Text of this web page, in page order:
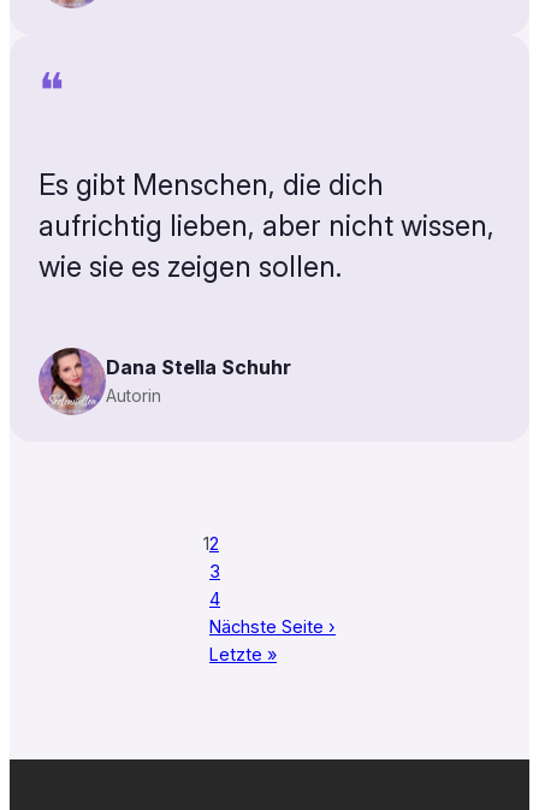
❝
Es gibt Menschen, die dich
aufrichtig lieben, aber nicht wissen,
wie sie es zeigen sollen.
Dana Stella Schuhr
Autorin
12
3
4
Nächste Seite ›
Letzte »